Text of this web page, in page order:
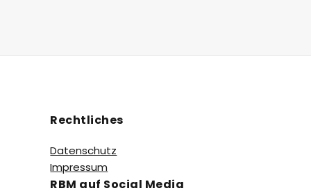
Rechtliches
Datenschutz
Impressum
RBM auf Social Media